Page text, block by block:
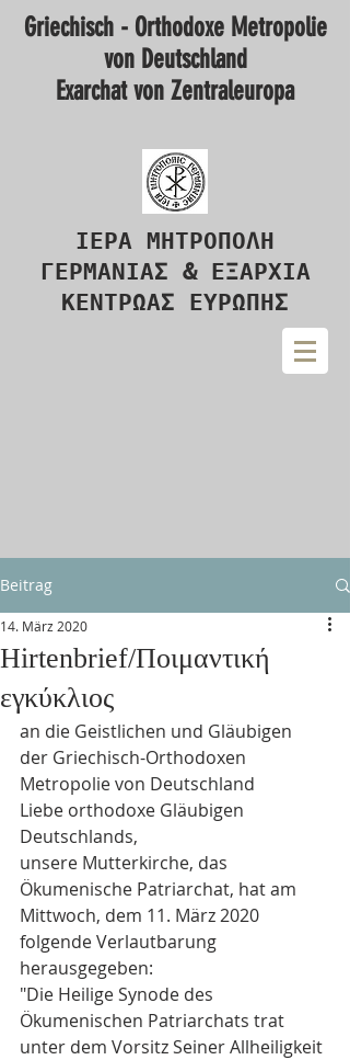
Griechisch - Orthodoxe Metropolie
von Deutschland
Exarchat von Zentraleuropa
ΙΕΡΑ ΜΗΤΡΟΠΟΛΗ
ΓΕΡΜΑΝΙΑΣ & ΕΞΑΡΧΙΑ
ΚΕΝΤΡΩΑΣ ΕΥΡΩΠΗΣ
Beitrag
Hirtenbrief/Ποιμαντική
εγκύκλιος
14. März 2020
an die Geistlichen und Gläubigen
der Griechisch-Orthodoxen
Metropolie von Deutschland
Liebe orthodoxe Gläubigen
Deutschlands,
unsere Mutterkirche, das
Ökumenische Patriarchat, hat am
Mittwoch, dem 11. März 2020
folgende Verlautbarung
herausgegeben:
"Die Heilige Synode des
Ökumenischen Patriarchats trat
unter dem Vorsitz Seiner Allheiligkeit